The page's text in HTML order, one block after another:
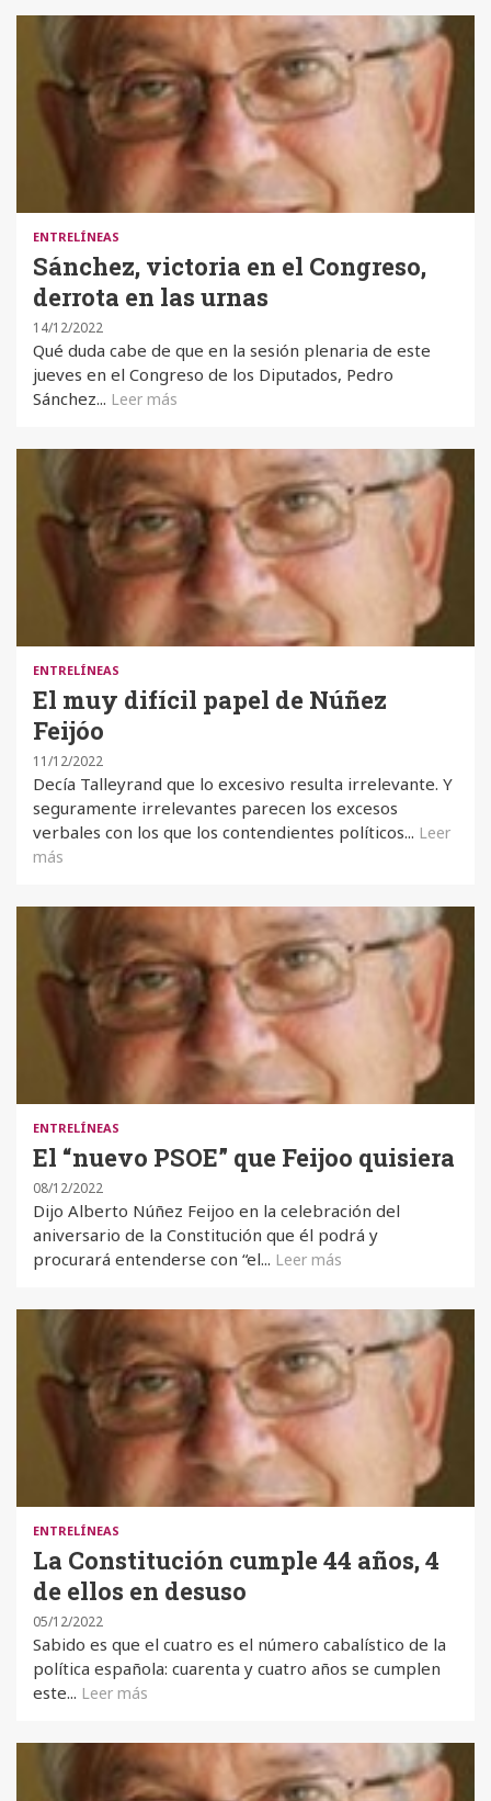
ENTRELÍNEAS
Sánchez, victoria en el Congreso,
derrota en las urnas
14/12/2022
Qué duda cabe de que en la sesión plenaria de este
jueves en el Congreso de los Diputados, Pedro
Sánchez... Leer más
ENTRELÍNEAS
El muy difícil papel de Núñez
Feijóo
11/12/2022
Decía Talleyrand que lo excesivo resulta irrelevante. Y
seguramente irrelevantes parecen los excesos
verbales con los que los contendientes políticos... Leer
más
ENTRELÍNEAS
El “nuevo PSOE” que Feijoo quisiera
08/12/2022
Dijo Alberto Núñez Feijoo en la celebración del
aniversario de la Constitución que él podrá y
procurará entenderse con “el... Leer más
ENTRELÍNEAS
La Constitución cumple 44 años, 4
de ellos en desuso
05/12/2022
Sabido es que el cuatro es el número cabalístico de la
política española: cuarenta y cuatro años se cumplen
este... Leer más